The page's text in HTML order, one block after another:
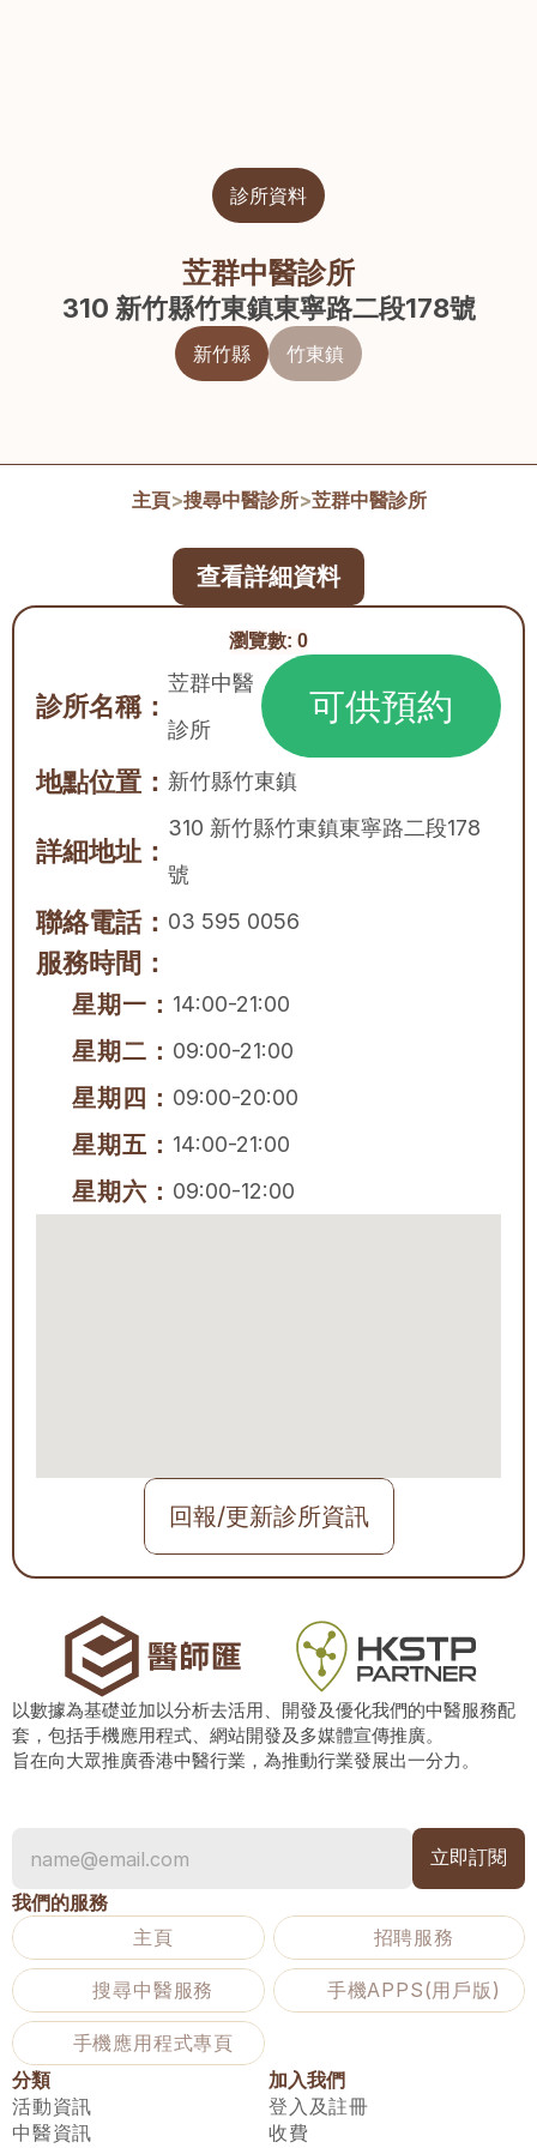
診所資料
苙群中醫診所
310 新竹縣竹東鎮東寧路二段178號
新竹縣 竹東鎮
主頁>搜尋中醫診所>苙群中醫診所
瀏覽數: 0
診所名稱：
苙群中醫
診所
可供預約
地點位置： 新竹縣竹東鎮
詳細地址：
310 新竹縣竹東鎮東寧路二段178
號
聯絡電話： 03 595 0056
服務時間：
星期一： 14:00-21:00
星期二： 09:00-21:00
星期四： 09:00-20:00
星期五： 14:00-21:00
星期六： 09:00-12:00
回報/更新診所資訊
查看詳細資料
以數據為基礎並加以分析去活用、開發及優化我們的中醫服務配
套，包括手機應用程式、網站開發及多媒體宣傳推廣。
旨在向大眾推廣香港中醫行業，為推動行業發展出一分力。
我們的服務
主頁
招聘服務
搜尋中醫服務 手機APPS(用戶版)
手機應用程式專頁
分類
活動資訊
中醫資訊
加入我們
登入及註冊
收費